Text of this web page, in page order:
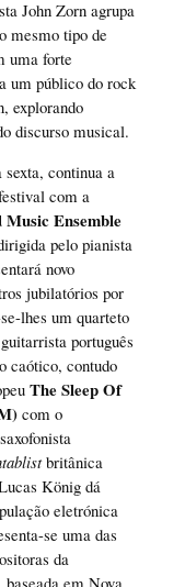
John Zorn agrupa
mesmo tipo de
uma forte
um público do rock
explorando
discurso musical.
sexta, continua a
com a
Ensemble
pelo pianista
novo
jubilatórios por
lhes um quarteto
português
caótico, contudo
The Sleep Of
com o
britânica
König dá
eletrónica
se uma das
da